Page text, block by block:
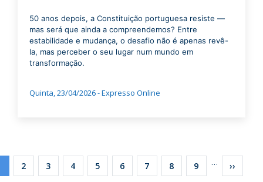
50 anos depois, a Constituição portuguesa resiste —
mas será que ainda a compreendemos? Entre
estabilidade e mudança, o desafio não é apenas revê-
la, mas perceber o seu lugar num mundo em
transformação.
Quinta, 23/04/2026 - Expresso Online
Page
2 Page
3 Page
4 Page
5 Page
6 Page
7 Page
8 Page
9 …
Next
page
››